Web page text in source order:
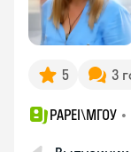
5 3
PAPEI\MГОУ •